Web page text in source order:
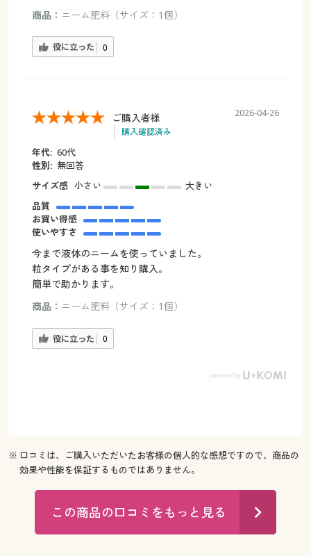
商品： ニーム肥料（サイズ：1個）
役に立った 0
ご購入者様
購入確認済み
2026-04-26
年代: 60代
性別: 無回答
サイズ感 小さい
大きい
品質
お買い得感
使いやすさ
今まで液体のニームを使っていました。
粒タイプがある事を知り購入。
簡単で助かります。
商品： ニーム肥料（サイズ：1個）
役に立った 0
※ 口コミは、ご購入いただいたお客様の個人的な感想ですので、商品の
効果や性能を保証するものではありません。
この商品の口コミをもっと見る